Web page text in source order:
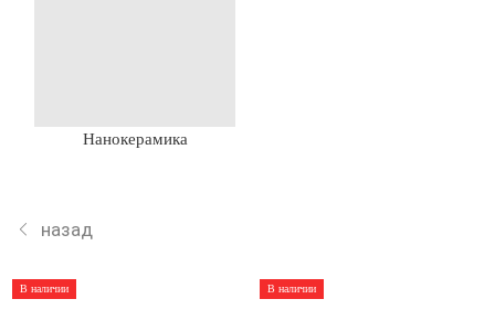
Нанокерамика
назад
В наличии В наличии